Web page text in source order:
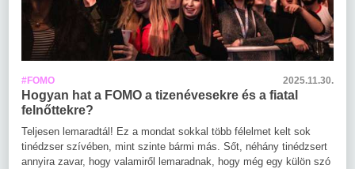
#FOMO 2025.11.30.
Hogyan hat a FOMO a tizenévesekre és a fiatal
felnőttekre?
Teljesen lemaradtál! Ez a mondat sokkal több félelmet kelt sok
tinédzser szívében, mint szinte bármi más. Sőt, néhány tinédzsert
annyira zavar, hogy valamiről lemaradnak, hogy még egy külön szó